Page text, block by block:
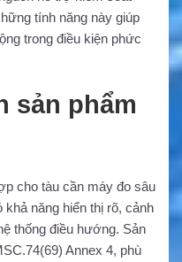
tính năng này giúp
trong điều kiện phức
sản phẩm
cho tàu cần máy đo sâu
khả năng hiển thị rõ, cảnh
thống điều hướng. Sản
Annex 4, phù